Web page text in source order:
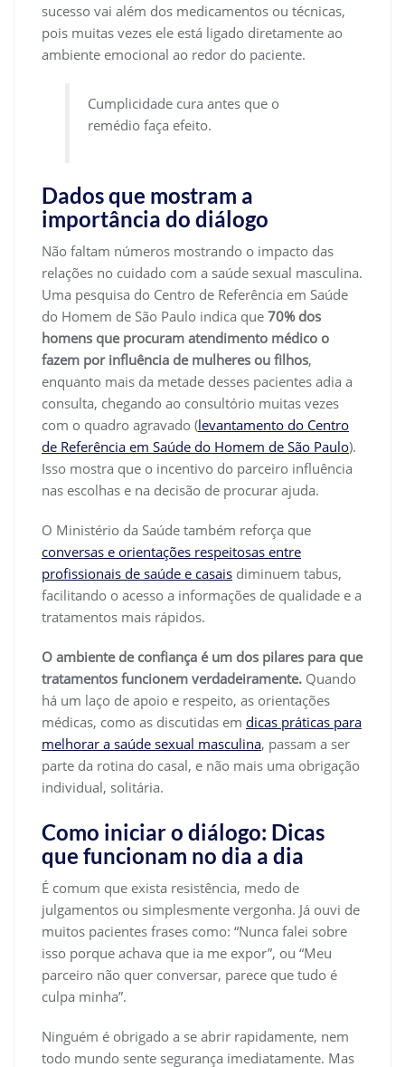
sucesso vai além dos medicamentos ou técnicas,
pois muitas vezes ele está ligado diretamente ao
ambiente emocional ao redor do paciente.
Cumplicidade cura antes que o
remédio faça efeito.
Dados que mostram a
importância do diálogo
Não faltam números mostrando o impacto das
relações no cuidado com a saúde sexual masculina.
Uma pesquisa do Centro de Referência em Saúde
do Homem de São Paulo indica que 70% dos
homens que procuram atendimento médico o
fazem por influência de mulheres ou filhos,
enquanto mais da metade desses pacientes adia a
consulta, chegando ao consultório muitas vezes
com o quadro agravado (levantamento do Centro
de Referência em Saúde do Homem de São Paulo).
Isso mostra que o incentivo do parceiro influência
nas escolhas e na decisão de procurar ajuda.
O Ministério da Saúde também reforça que
conversas e orientações respeitosas entre
profissionais de saúde e casais diminuem tabus,
facilitando o acesso a informações de qualidade e a
tratamentos mais rápidos.
O ambiente de confiança é um dos pilares para que
tratamentos funcionem verdadeiramente. Quando
há um laço de apoio e respeito, as orientações
médicas, como as discutidas em dicas práticas para
melhorar a saúde sexual masculina, passam a ser
parte da rotina do casal, e não mais uma obrigação
individual, solitária.
Como iniciar o diálogo: Dicas
que funcionam no dia a dia
É comum que exista resistência, medo de
julgamentos ou simplesmente vergonha. Já ouvi de
muitos pacientes frases como: “Nunca falei sobre
isso porque achava que ia me expor”, ou “Meu
parceiro não quer conversar, parece que tudo é
culpa minha”.
Ninguém é obrigado a se abrir rapidamente, nem
todo mundo sente segurança imediatamente. Mas